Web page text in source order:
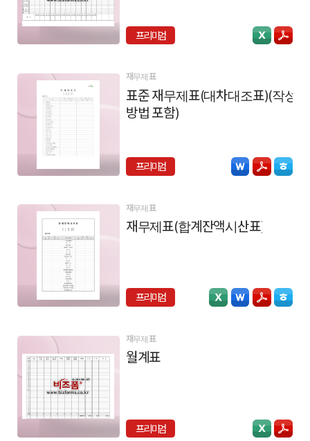
프리미엄
재무제표
표준 재무제표(대차대조표)(작성
방법 포함)
프리미엄
재무제표
재무제표(합계잔액시산표)
프리미엄
재무제표
월계표
프리미엄